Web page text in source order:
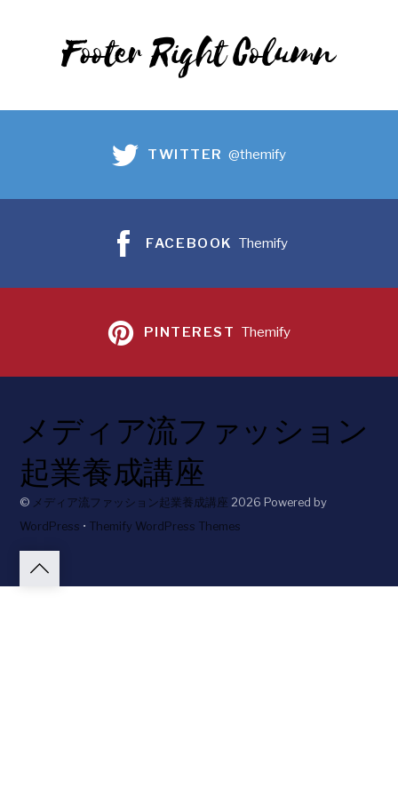
Footer Right Column
TWITTER @themify
FACEBOOK Themify
PINTEREST Themify
メディア流ファッション
起業養成講座
© メディア流ファッション起業養成講座 2026 Powered by
WordPress • Themify WordPress Themes